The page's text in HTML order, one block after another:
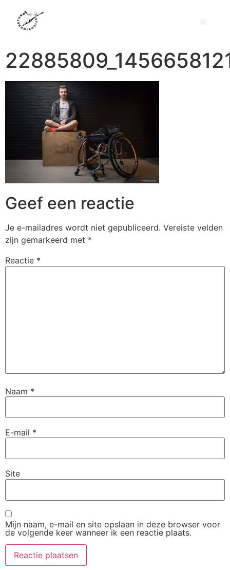
Geef een reactie
Je e-mailadres wordt niet gepubliceerd. Vereiste velden
zijn gemarkeerd met *
Reactie *
Naam *
E-mail *
Site
Mijn naam, e-mail en site opslaan in deze browser voor
de volgende keer wanneer ik een reactie plaats.